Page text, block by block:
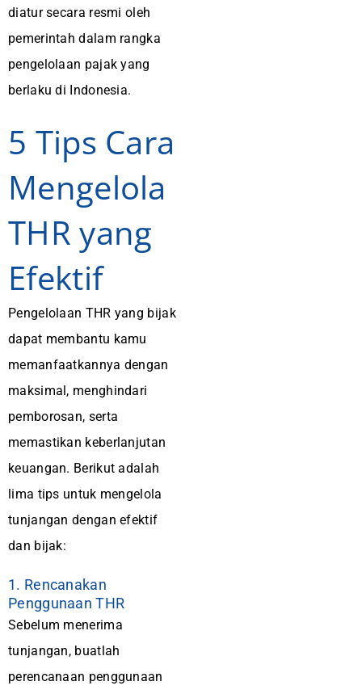
diatur secara resmi oleh
pemerintah dalam rangka
pengelolaan pajak yang
berlaku di Indonesia.
5 Tips Cara
Mengelola
THR yang
Efektif
Pengelolaan THR yang bijak
dapat membantu kamu
memanfaatkannya dengan
maksimal, menghindari
pemborosan, serta
memastikan keberlanjutan
keuangan. Berikut adalah
lima tips untuk mengelola
tunjangan dengan efektif
dan bijak:
1. Rencanakan
Penggunaan THR
Sebelum menerima
tunjangan, buatlah
perencanaan penggunaan